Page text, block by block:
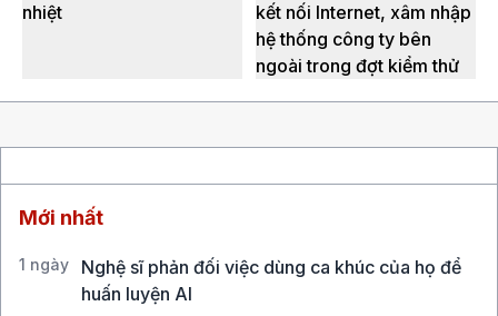
nhiệt
kết nối Internet, xâm nhập
hệ thống công ty bên
ngoài trong đợt kiểm thử
Mới nhất
1 ngày
Nghệ sĩ phản đối việc dùng ca khúc của họ để
huấn luyện AI